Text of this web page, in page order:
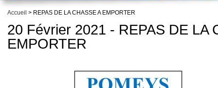
Accueil > REPAS DE LA CHASSE A EMPORTER
20 Février 2021 - REPAS DE LA
EMPORTER